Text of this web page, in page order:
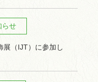
らせ
展（IJT）に参加し